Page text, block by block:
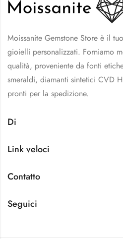
Moissanite Gemstone Store è il
gioielli personalizzati. Forniamo
qualità, proveniente da fonti
smeraldi, diamanti sintetici CVD
pronti per la spedizione.
Di
Link veloci
Contatto
Seguici